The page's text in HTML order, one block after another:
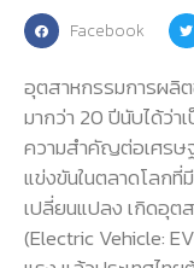
Facebook
อุตสาหกรรมการผลิ
มากว่า 20 ปีนับได้ว่
ความสำคัญต่อเศรษ
แข่งขันในตลาดโลกที่
เปลี่ยนแปลง เกิดอุต
(Electric Vehicle: